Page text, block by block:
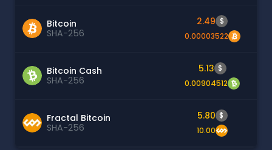
Bitcoin
SHA-256
2.49 $
0.00003522
Bitcoin Cash
SHA-256
5.13 $
0.00904512
Fractal Bitcoin
SHA-256
5.80 $
10.00